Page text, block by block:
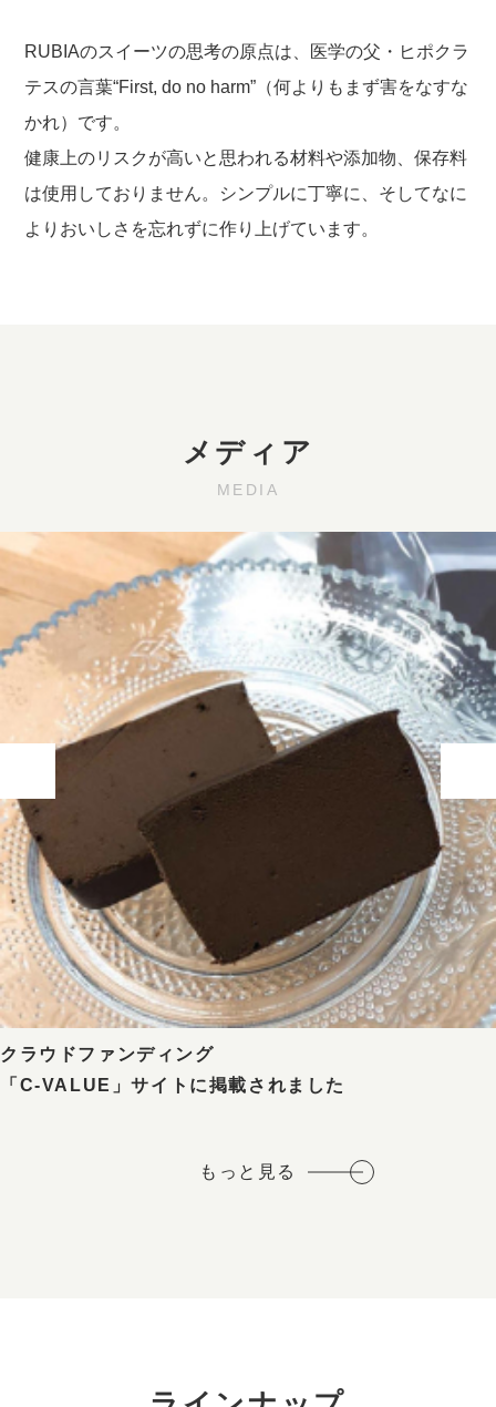
RUBIAのスイーツの思考の原点は、医学の父・ヒポクラ
テスの言葉“First, do no harm”（何よりもまず害をなすな
かれ）です。
健康上のリスクが高いと思われる材料や添加物、保存料
は使用しておりません。シンプルに丁寧に、そしてなに
よりおいしさを忘れずに作り上げています。
メディア
MEDIA
クラウドファンディング
「C-VALUE」サイトに掲載されました
もっと見る